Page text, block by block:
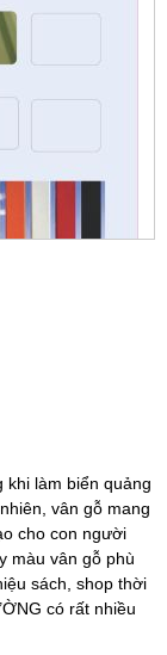
làm biển quảng
vân gỗ mang
cho con người
màu vân gỗ phù
sách, shop thời
có rất nhiều